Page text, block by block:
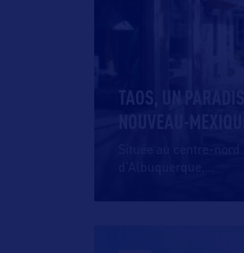
TAOS, UN
Située au centre-